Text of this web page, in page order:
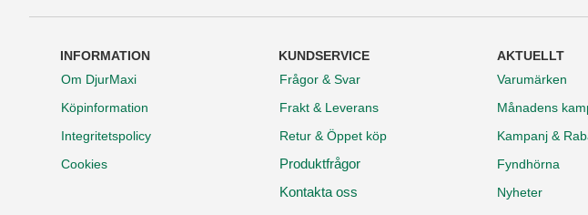
INFORMATION
Om DjurMaxi
Köpinformation
Integritetspolicy
Cookies
KUNDSERVICE
Frågor & Svar
Frakt & Leverans
Retur & Öppet köp
Produktfrågor
Kontakta oss
AKTUELLT
Varumärken
Månadens
Kampanj &
Fyndhörna
Nyheter